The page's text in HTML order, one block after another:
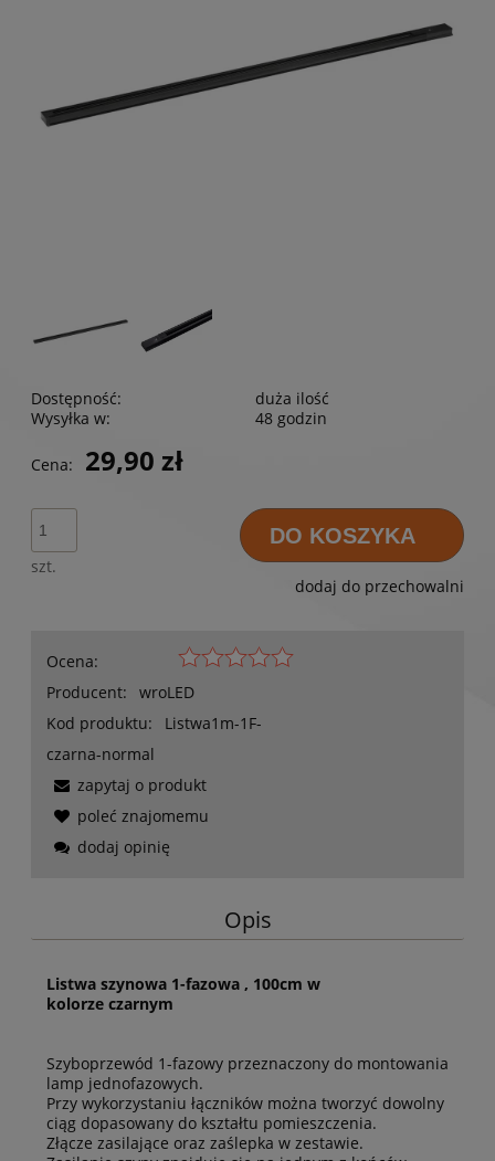
Dostępność:
duża ilość
Wysyłka w:
48 godzin
Cena: 29,90 zł
szt.
DO KOSZYKA
dodaj do przechowalni
Ocena:
Producent:
wroLED
Kod produktu:
Listwa1m-1F-
czarna-normal
zapytaj o produkt
poleć znajomemu
dodaj opinię
Opis
Listwa szynowa 1-fazowa , 100cm w
kolorze czarnym
Szyboprzewód 1-fazowy przeznaczony do montowania
lamp jednofazowych.
Przy wykorzystaniu łączników można tworzyć dowolny
ciąg dopasowany do kształtu pomieszczenia.
Złącze zasilające oraz zaślepka w zestawie.